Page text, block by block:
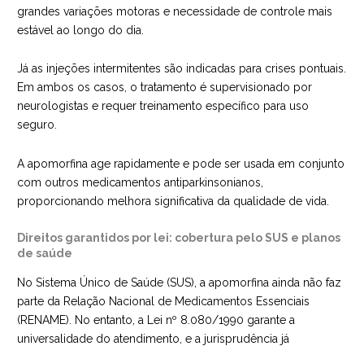
grandes variações motoras e necessidade de controle mais
estável ao longo do dia.
Já as injeções intermitentes são indicadas para crises pontuais.
Em ambos os casos, o tratamento é supervisionado por
neurologistas e requer treinamento específico para uso
seguro.
A apomorfina age rapidamente e pode ser usada em conjunto
com outros medicamentos antiparkinsonianos,
proporcionando melhora significativa da qualidade de vida.
Direitos garantidos por lei: cobertura pelo SUS e planos
de saúde
No Sistema Único de Saúde (SUS), a apomorfina ainda não faz
parte da Relação Nacional de Medicamentos Essenciais
(RENAME). No entanto, a Lei nº 8.080/1990 garante a
universalidade do atendimento, e a jurisprudência já